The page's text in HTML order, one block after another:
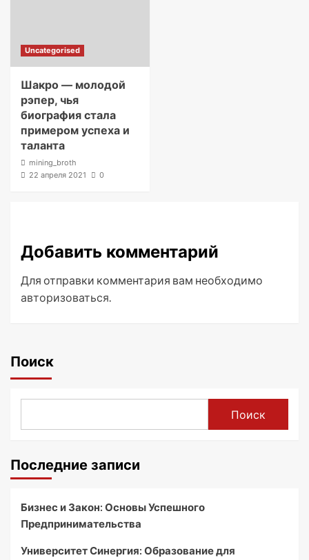
Uncategorised
Шакро — молодой
рэпер, чья
биография стала
примером успеха и
таланта
mining_broth
22 апреля 2021
0
Добавить комментарий
Для отправки комментария вам необходимо
авторизоваться.
Поиск
Поиск
Последние записи
Бизнес и Закон: Основы Успешного
Предпринимательства
Университет Синергия: Образование для